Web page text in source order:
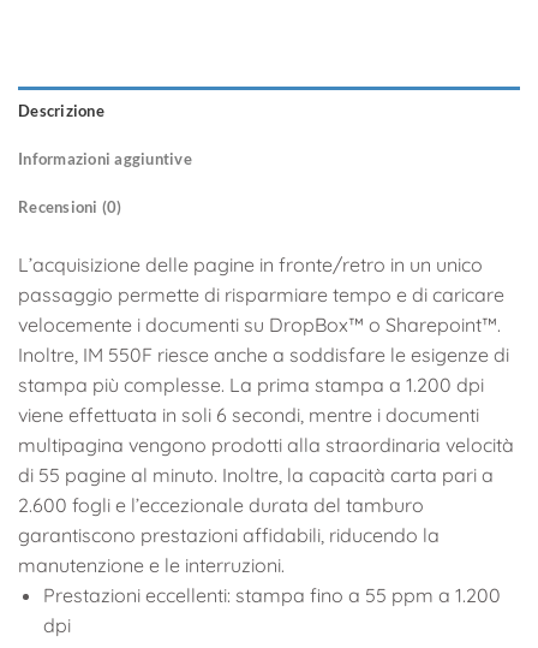
Descrizione
Informazioni aggiuntive
Recensioni (0)
L’acquisizione delle pagine in fronte/retro in un unico
passaggio permette di risparmiare tempo e di caricare
velocemente i documenti su DropBox™ o Sharepoint™.
Inoltre, IM 550F riesce anche a soddisfare le esigenze di
stampa più complesse. La prima stampa a 1.200 dpi
viene effettuata in soli 6 secondi, mentre i documenti
multipagina vengono prodotti alla straordinaria velocità
di 55 pagine al minuto. Inoltre, la capacità carta pari a
2.600 fogli e l’eccezionale durata del tamburo
garantiscono prestazioni affidabili, riducendo la
manutenzione e le interruzioni.
Prestazioni eccellenti: stampa fino a 55 ppm a 1.200
dpi